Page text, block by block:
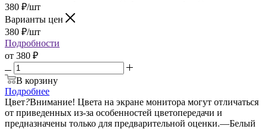
380 ₽/шт
Варианты цен
380 ₽/шт
Подробности
от 380 ₽
В корзину
Подробнее
Цвет?Внимание! Цвета на экране монитора могут отличаться
от приведенных из-за особенностей цветопередачи и
предназначены только для предварительной оценки.—Белый